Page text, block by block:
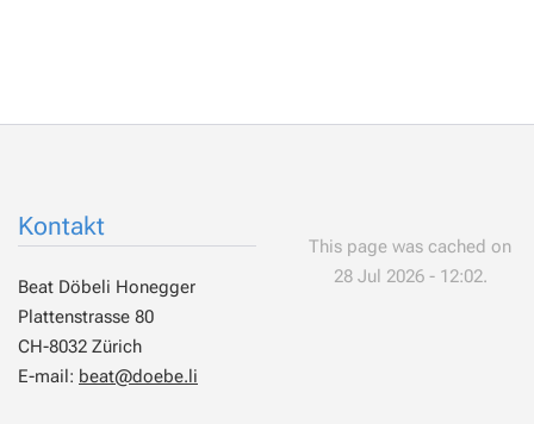
Kontakt
Beat Döbeli Honegger
Plattenstrasse 80
CH-8032 Zürich
E-mail: beat@doebe.li
This page was cached on
28 Jul 2026 - 12:02.